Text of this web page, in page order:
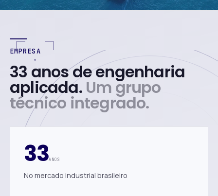
EMPRESA
33 anos de engenharia
aplicada. Um grupo
técnico integrado.
33ANOS
No mercado industrial brasileiro